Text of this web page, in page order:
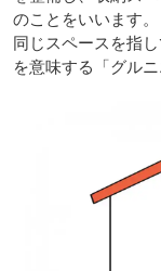
のことをいいます。
同じスペースを指
を意味する「グル